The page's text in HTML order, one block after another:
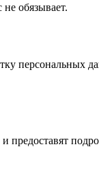
обязывает.
персональных
и предоставят